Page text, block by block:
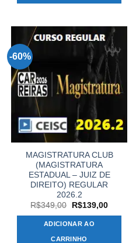
-60%
MAGISTRATURA CLUB
(MAGISTRATURA
ESTADUAL – JUIZ DE
DIREITO) REGULAR
2026.2
R$349,00
O
original
era:
R$349,00.
R$139,00O
ADICIONAR AO
CARRINHO